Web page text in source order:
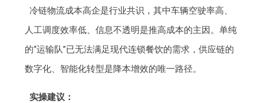
冷链物流成本高企是行业共识，其中车辆空驶率高、
人工调度效率低、信息不透明是推高成本的主因。单纯
的“运输队”已无法满足现代连锁餐饮的需求，供应链的
数字化、智能化转型是降本增效的唯一路径。
实操建议：